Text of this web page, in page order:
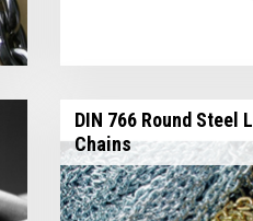
DIN 766 Round Steel
Chains